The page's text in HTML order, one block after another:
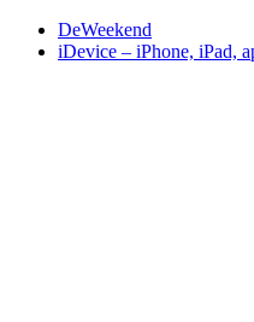
DeWeekend
iDevice – iPhone, iPad,